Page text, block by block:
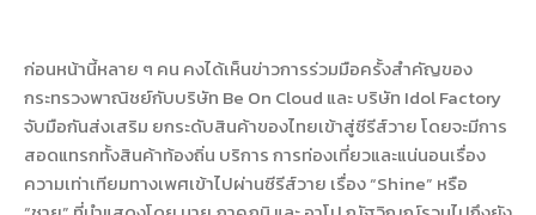
ก่อนหน้านี้หลาย ๆ คน คงได้เห็นข่าวการร่วมมือครั้งสำคัญของ
กระทรวงพาณิชย์กับบริษัท Be On Cloud และ บริษัท Idol Factory
จับมือกันส่งเสริม ยกระดับสินค้าของไทยเข้าสู่ซีรีส์วาย โดยจะมีการ
สอดแทรกทั้งสินค้าท้องถิ่น บริการ การท่องเที่ยวและแน่นอนเรื่อง
ความเท่าเทียมทางเพศเข้าไปผ่านซีรีส์วาย เรื่อง “Shine” หรือ